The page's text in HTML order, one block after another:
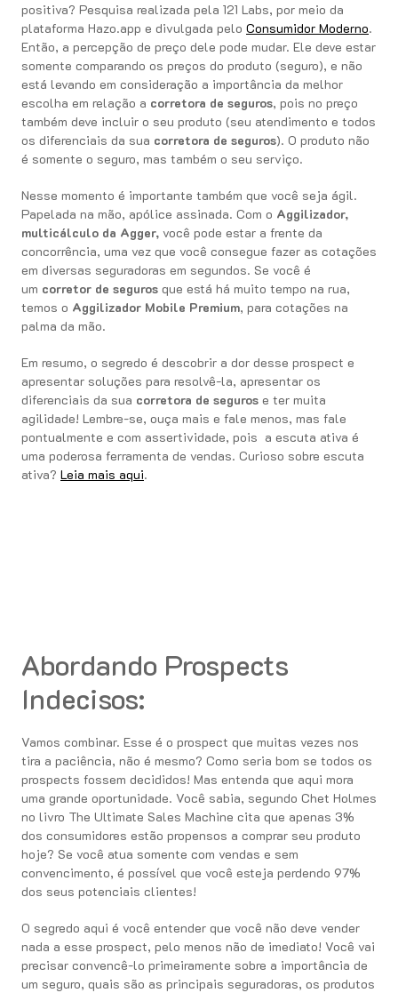
positiva? Pesquisa realizada pela 121 Labs, por meio da
plataforma Hazo.app e divulgada pelo Consumidor Moderno.
Então, a percepção de preço dele pode mudar. Ele deve estar
somente comparando os preços do produto (seguro), e não
está levando em consideração a importância da melhor
escolha em relação a corretora de seguros, pois no preço
também deve incluir o seu produto (seu atendimento e todos
os diferenciais da sua corretora de seguros). O produto não
é somente o seguro, mas também o seu serviço.
Nesse momento é importante também que você seja ágil.
Papelada na mão, apólice assinada. Com o Aggilizador,
multicálculo da Agger, você pode estar a frente da
concorrência, uma vez que você consegue fazer as cotações
em diversas seguradoras em segundos. Se você é
um corretor de seguros que está há muito tempo na rua,
temos o Aggilizador Mobile Premium, para cotações na
palma da mão.
Em resumo, o segredo é descobrir a dor desse prospect e
apresentar soluções para resolvê-la, apresentar os
diferenciais da sua corretora de seguros e ter muita
agilidade! Lembre-se, ouça mais e fale menos, mas fale
pontualmente e com assertividade, pois a escuta ativa é
uma poderosa ferramenta de vendas. Curioso sobre escuta
ativa? Leia mais aqui.
Abordando Prospects
Indecisos:
Vamos combinar. Esse é o prospect que muitas vezes nos
tira a paciência, não é mesmo? Como seria bom se todos os
prospects fossem decididos! Mas entenda que aqui mora
uma grande oportunidade. Você sabia, segundo Chet Holmes
no livro The Ultimate Sales Machine cita que apenas 3%
dos consumidores estão propensos a comprar seu produto
hoje? Se você atua somente com vendas e sem
convencimento, é possível que você esteja perdendo 97%
dos seus potenciais clientes!
O segredo aqui é você entender que você não deve vender
nada a esse prospect, pelo menos não de imediato! Você vai
precisar convencê-lo primeiramente sobre a importância de
um seguro, quais são as principais seguradoras, os produtos